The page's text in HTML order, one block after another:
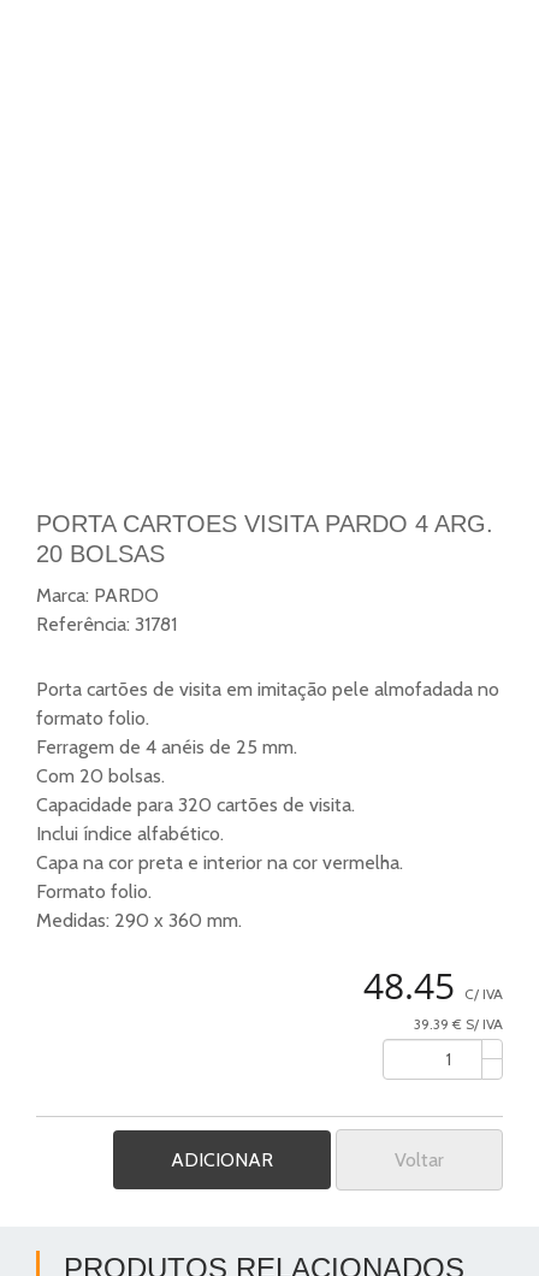
PORTA CARTOES VISITA PARDO 4 ARG.
20 BOLSAS
Marca: PARDO
Referência: 31781
Porta cartões de visita em imitação pele almofadada no
formato folio.
Ferragem de 4 anéis de 25 mm.
Com 20 bolsas.
Capacidade para 320 cartões de visita.
Inclui índice alfabético.
Capa na cor preta e interior na cor vermelha.
Formato folio.
Medidas: 290 x 360 mm.
48.45
C/ IVA
39.39 € S/ IVA
Voltar
PRODUTOS RELACIONADOS